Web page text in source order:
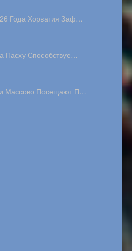
Года Хорватия Заф…
Пасху Способствуе…
Массово Посещают П…